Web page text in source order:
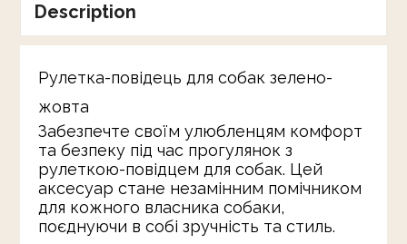
Description
Рулетка-повідець для собак зелено-
жовта
Забезпечте своїм улюбленцям комфорт
та безпеку під час прогулянок з
рулеткою-повідцем для собак. Цей
аксесуар стане незамінним помічником
для кожного власника собаки,
поєднуючи в собі зручність та стиль.